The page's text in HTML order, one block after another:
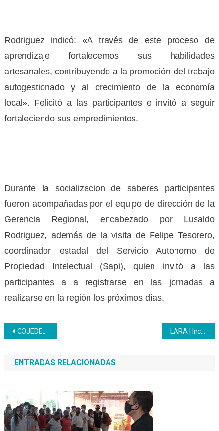
Rodriguez indicó: «A través de este proceso de
aprendizaje fortalecemos sus habilidades
artesanales, contribuyendo a la promoción del trabajo
autogestionado y al crecimiento de la economía
local». Felicitó a las participantes e invitó a seguir
fortaleciendo sus empredimientos.
Durante la socializacion de saberes participantes
fueron acompañadas por el equipo de dirección de la
Gerencia Regional, encabezado por Lusaldo
Rodriguez, además de la visita de Felipe Tesorero,
coordinador estadal del Servicio Autonomo de
Propiedad Intelectual (Sapi), quien invitó a las
participantes a a registrarse en las jornadas a
realizarse en la región los próximos dìas.
Navegación
de
entradas
COJEDES | Inces participa en la Consulta Nacional 7T LARA | Inces inicia formación en Herramientas Integradoras para Resolución de Conflictos
ENTRADAS RELACIONADAS